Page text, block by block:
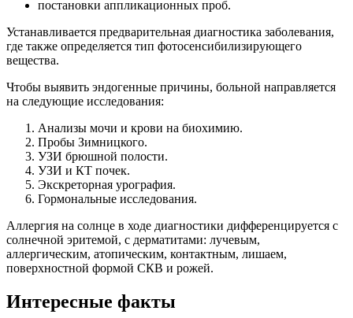
постановки аппликационных проб.
Устанавливается предварительная диагностика заболевания,
где также определяется тип фотосенсибилизирующего
вещества.
Чтобы выявить эндогенные причины, больной направляется
на следующие исследования:
Анализы мочи и крови на биохимию.
Пробы Зимницкого.
УЗИ брюшной полости.
УЗИ и КТ почек.
Экскреторная урография.
Гормональные исследования.
Аллергия на солнце в ходе диагностики дифференцируется с
солнечной эритемой, с дерматитами: лучевым,
аллергическим, атопическим, контактным, лишаем,
поверхностной формой СКВ и рожей.
Интересные факты